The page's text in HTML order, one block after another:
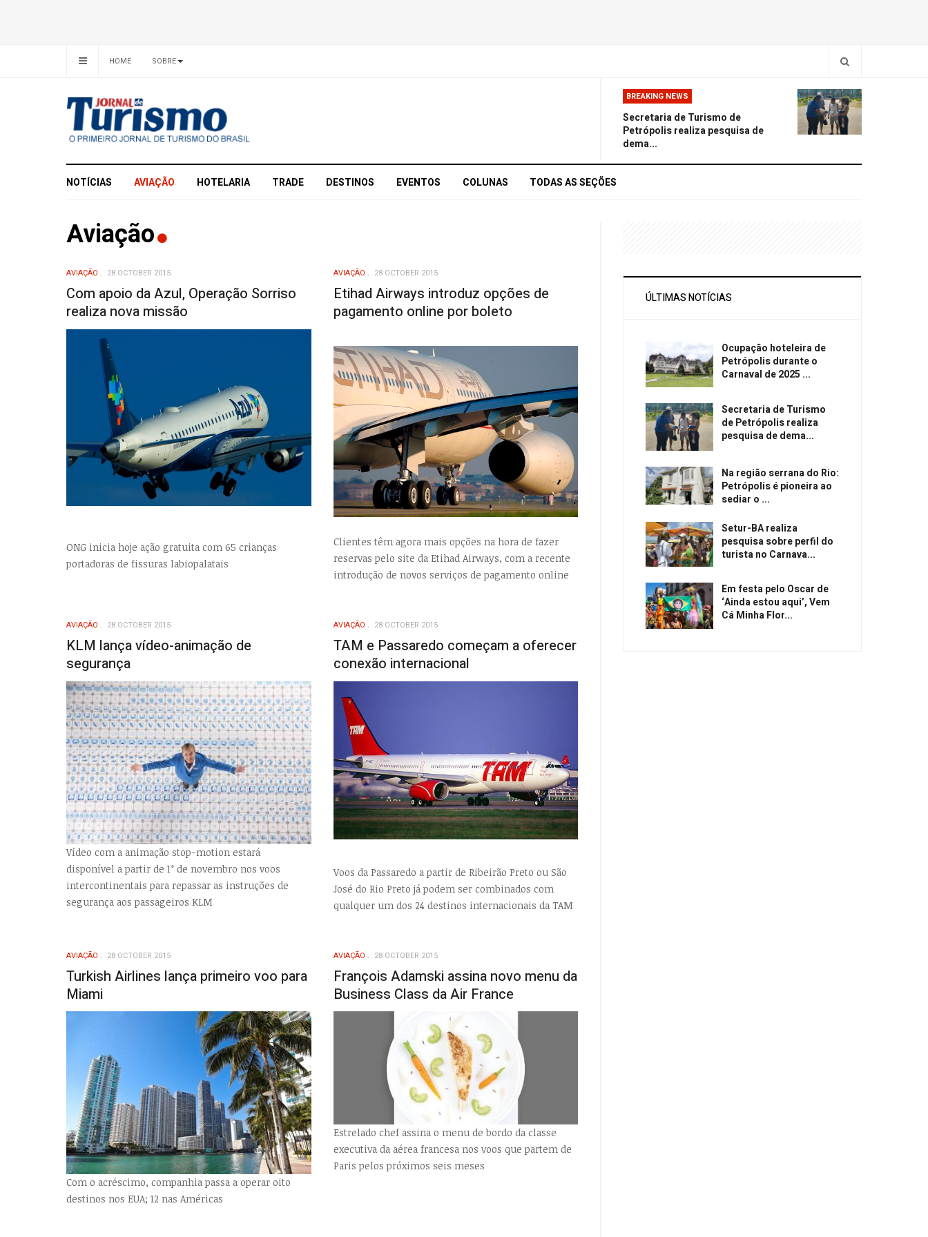
HOME SOBRE
BREAKING NEWS
Secretaria de Turismo de
Petrópolis realiza pesquisa de
dema...
NOTÍCIAS AVIAÇÃO HOTELARIA TRADE DESTINOS EVENTOS COLUNAS TODAS AS SEÇÕES
Aviação
AVIAÇÃO 28 OCTOBER 2015
Com apoio da Azul, Operação Sorriso
realiza nova missão
ONG inicia hoje ação gratuita com 65 crianças
portadoras de fissuras labiopalatais
AVIAÇÃO 28 OCTOBER 2015
Etihad Airways introduz opções de
pagamento online por boleto
Clientes têm agora mais opções na hora de fazer
reservas pelo site da Etihad Airways, com a recente
introdução de novos serviços de pagamento online
AVIAÇÃO 28 OCTOBER 2015
KLM lança vídeo-animação de
segurança
Vídeo com a animação stop-motion estará
disponível a partir de 1° de novembro nos voos
intercontinentais para repassar as instruções de
segurança aos passageiros KLM
AVIAÇÃO 28 OCTOBER 2015
TAM e Passaredo começam a oferecer
conexão internacional
Voos da Passaredo a partir de Ribeirão Preto ou São
José do Rio Preto já podem ser combinados com
qualquer um dos 24 destinos internacionais da TAM
AVIAÇÃO 28 OCTOBER 2015
Turkish Airlines lança primeiro voo para
Miami
Com o acréscimo, companhia passa a operar oito
destinos nos EUA; 12 nas Américas
AVIAÇÃO 28 OCTOBER 2015
François Adamski assina novo menu da
Business Class da Air France
Estrelado chef assina o menu de bordo da classe
executiva da aérea francesa nos voos que partem de
Paris pelos próximos seis meses
ÚLTIMAS NOTÍCIAS
Ocupação hoteleira de
Petrópolis durante o
Carnaval de 2025 ...
Secretaria de Turismo
de Petrópolis realiza
pesquisa de dema...
Na região serrana do Rio:
Petrópolis é pioneira ao
sediar o ...
Setur-BA realiza
pesquisa sobre perfil do
turista no Carnava...
Em festa pelo Oscar de
‘Ainda estou aqui’, Vem
Cá Minha Flor...